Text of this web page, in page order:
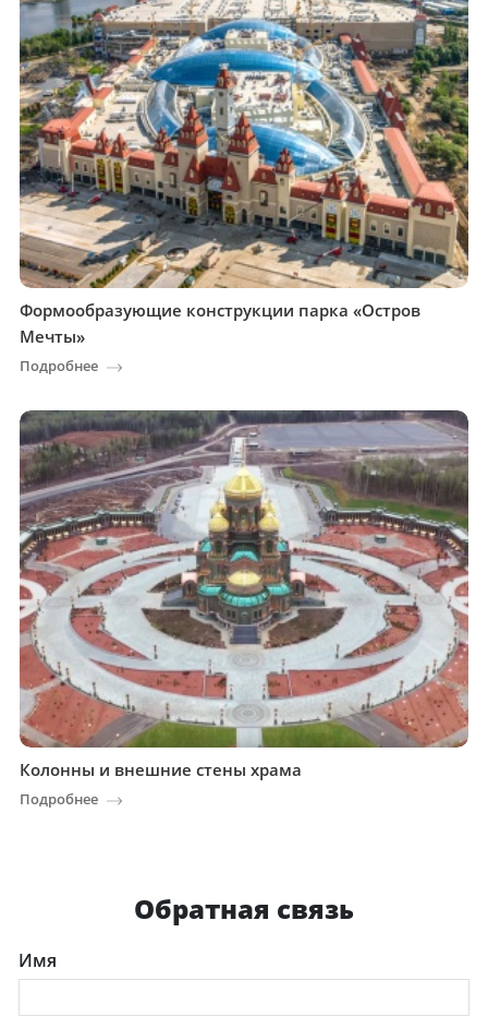
Формообразующие конструкции парка «Остров
Мечты»
Подробнее
Колонны и внешние стены храма
Подробнее
Обратная связь
Имя